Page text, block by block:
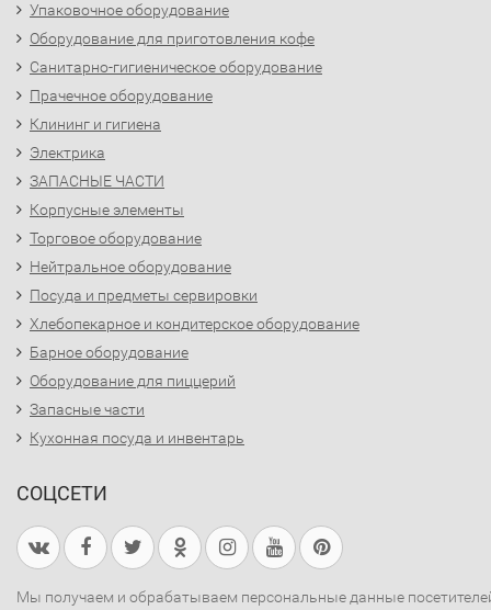
Упаковочное оборудование
Оборудование для приготовления кофе
Санитарно-гигиеническое оборудование
Прачечное оборудование
Клининг и гигиена
Электрика
ЗАПАСНЫЕ ЧАСТИ
Корпусные элементы
Торговое оборудование
Нейтральное оборудование
Посуда и предметы сервировки
Хлебопекарное и кондитерское оборудование
Барное оборудование
Оборудование для пиццерий
Запасные части
Кухонная посуда и инвентарь
СОЦСЕТИ
Мы получаем и обрабатываем персональные данные